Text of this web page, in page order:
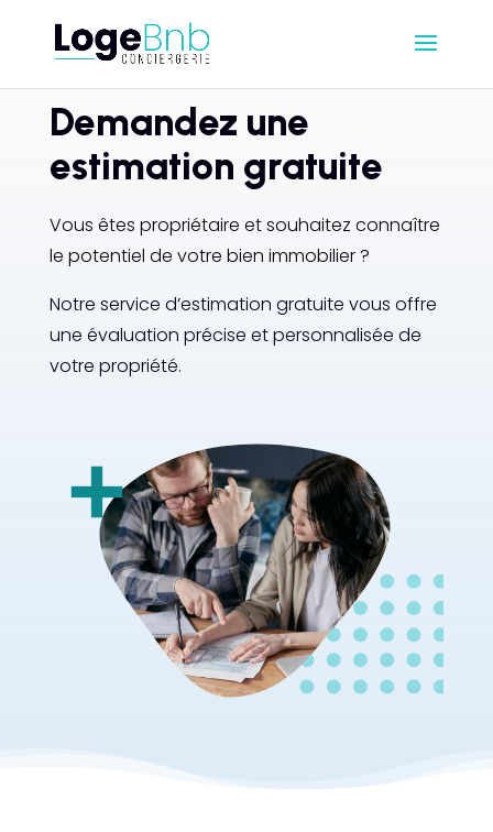
Demandez une
estimation gratuite
Vous êtes propriétaire et souhaitez connaître
le potentiel de votre bien immobilier ?
Notre service d’estimation gratuite vous offre
une évaluation précise et personnalisée de
votre propriété.